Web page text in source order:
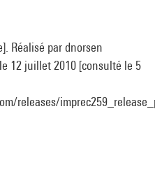
Réalisé par dnorsen
12 juillet 2010 [consulté le 5
releases/